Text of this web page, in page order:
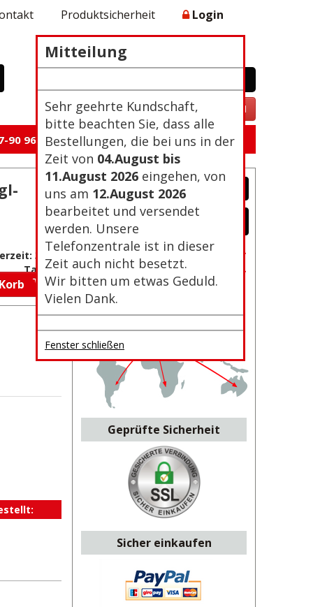
Mitteilung
Sehr geehrte Kundschaft,
bitte beachten Sie, dass alle
Bestellungen, die bei uns in der
Zeit von 04.August bis
11.August 2026 eingehen, von
uns am 12.August 2026
bearbeitet und versendet
werden. Unsere
Telefonzentrale ist in dieser
Zeit auch nicht besetzt.
Wir bitten um etwas Geduld.
Vielen Dank.
Fenster schließen
Produktsicherheit Login
WARENKORB
VERTRAG WIDERRUFEN
90 96 105
3-4
Tage
Korb
Passwort vergessen?
Neu Registrierung
Geprüfte Sicherheit
Sicher einkaufen